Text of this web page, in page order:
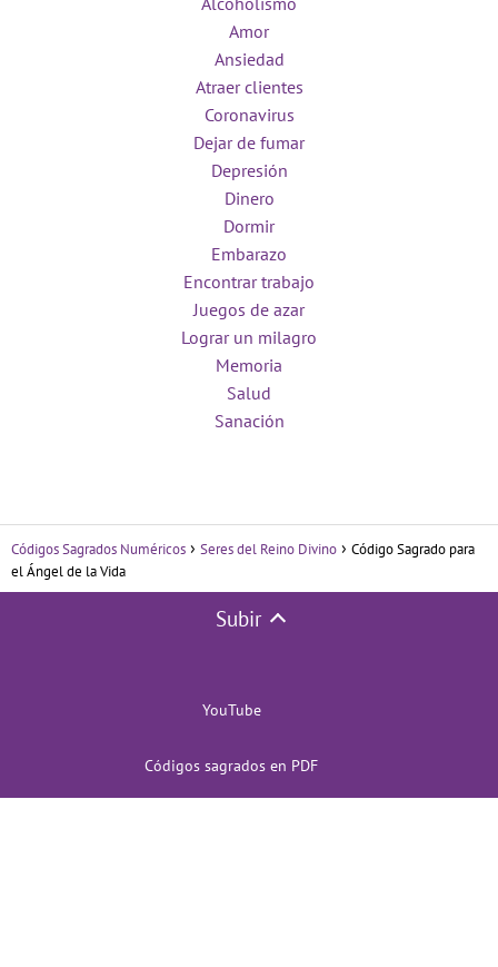
Amor
Ansiedad
Atraer clientes
Coronavirus
Dejar de fumar
Depresión
Dinero
Dormir
Embarazo
Encontrar trabajo
Juegos de azar
Lograr un milagro
Memoria
Salud
Sanación
Códigos Sagrados Numéricos Seres del Reino Divino
Código Sagrado para
el Ángel de la Vida
Subir
YouTube
Códigos sagrados en PDF